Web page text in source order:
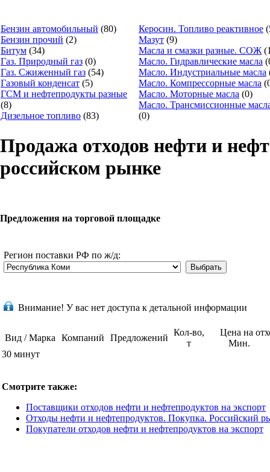
Бензин автомобильный (80)
Бензин прочий (2)
Битум (34)
Газ. Природный газ (0)
Газ. Сжиженный газ (54)
Газовый конденсат (5)
ГСМ и нефтепродукты разные
(8)
Дизельное топливо (83)
Керосин. Топливо реактивное
Мазут (9)
Масла и смазки разные. СОЖ
Масло. Гидравлические масла
Масло. Индустриальные масла
Масло. Компрессорные масла
Масло. Моторные масла (0)
Масло. Трансмиссионные
(0)
Продажа отходов нефти и
российском рынке
Предложения на торговой площадке
Регион поставки РФ по ж/д:
Внимание! У вас нет доступа к детальной информации
Вид / Марка Компаний Предложений
Кол-во,
т
Цена на
Мин.
30 минут
Смотрите также:
Поставщики отходов нефти и нефтепродуктов на экспорт
Отходы нефти и нефтепродуктов. Покупка. Российский
Покупатели отходов нефти и нефтепродуктов на экспорт